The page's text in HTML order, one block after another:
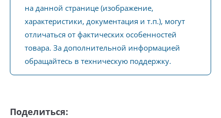
на данной странице (изображение,
характеристики, документация и т.п.), могут
отличаться от фактических особенностей
товара. За дополнительной информацией
обращайтесь в техническую поддержку.
Поделиться: